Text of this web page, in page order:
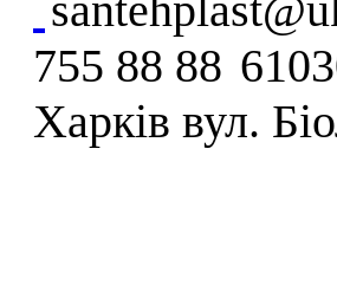
755 88 88
Харків вул.